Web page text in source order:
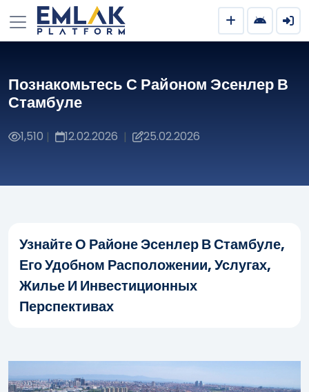
Познакомьтесь С Районом Эсенлер В
Стамбуле
1,510 | 12.02.2026 | 25.02.2026
Узнайте О Районе Эсенлер В Стамбуле,
Его Удобном Расположении, Услугах,
Жилье И Инвестиционных
Перспективах